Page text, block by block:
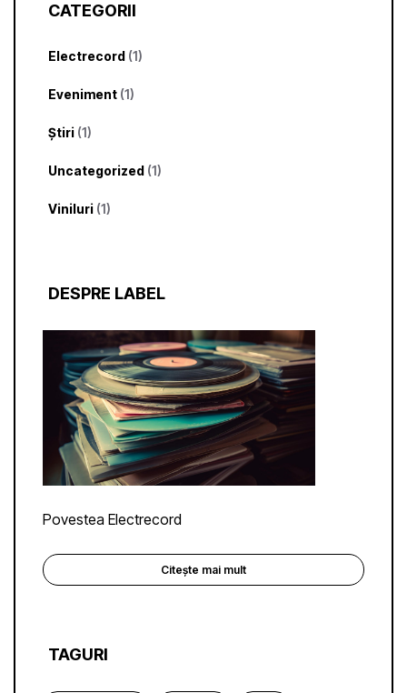
CATEGORII
Electrecord (1)
Eveniment (1)
Știri (1)
Uncategorized (1)
Viniluri (1)
DESPRE LABEL
Povestea Electrecord
Citește mai mult
TAGURI